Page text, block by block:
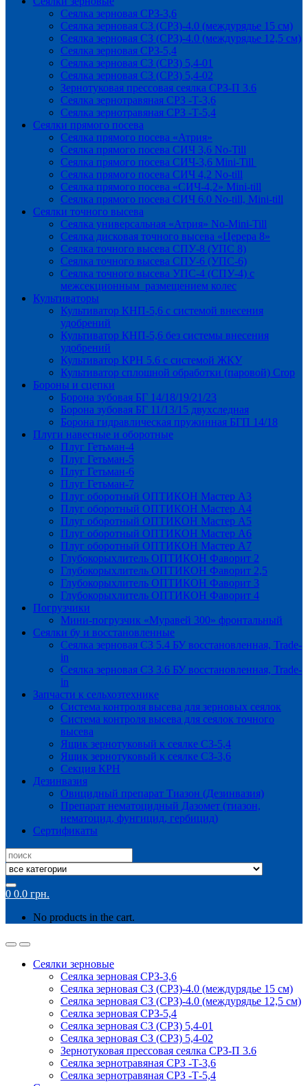
Сеялка зерновая СРЗ-3,6
Сеялка зерновая СЗ (СРЗ)-4.0 (междурядье 15 см)
Сеялка зерновая СЗ (СРЗ)-4.0 (междурядье 12,5 см)
Сеялка зерновая СРЗ-5,4
Сеялка зерновая СЗ (СРЗ) 5,4-01
Сеялка зерновая СЗ (СРЗ) 5,4-02
Зернотуковая прессовая сеялка СРЗ-П 3.6
Сеялка зернотравяная СРЗ -Т-3,6
Сеялка зернотравяная СРЗ -Т-5,4
Сеялки прямого посева
Сеялка прямого посева «Атрия»
Сеялка прямого посева СИЧ 3,6 No-Till
Сеялка прямого посева СИЧ-3,6 Mini-Till
Сеялка прямого посева СИЧ 4,2 No-till
Сеялка прямого посева «СИЧ-4,2» Mini-till
Сеялка прямого посева СИЧ 6.0 No-till, Mini-till
Сеялки точного высева
Сеялка универсальная «Атрия» No-Mini-Till
Сеялка дисковая точного высева «Церера 8»
Сеялка точного высева СПУ-8 (УПС 8)
Сеялка точного высева СПУ-6 (УПС-6)
Сеялка точного высева УПС-4 (СПУ-4) с
межсекционным размещением колес
Культиваторы
Культиватор КНП-5,6 с системой внесения
удобрений
Культиватор КНП-5,6 без системы внесения
удобрений
Культиватор КРН 5.6 с системой ЖКУ
Культиватор сплошной обработки (паровой) Crop
Бороны и сцепки
Борона зубовая БГ 14/18/19/21/23
Борона зубовая БГ 11/13/15 двухследная
Борона гидравлическая пружинная БГП 14/18
Плуги навесные и оборотные
Плуг Гетьман-4
Плуг Гетьман-5
Плуг Гетьман-6
Плуг Гетьман-7
Плуг оборотный ОПТИКОН Мастер А3
Плуг оборотный ОПТИКОН Мастер А4
Плуг оборотный ОПТИКОН Мастер А5
Плуг оборотный ОПТИКОН Мастер А6
Плуг оборотный ОПТИКОН Мастер А7
Глубокорыхлитель ОПТИКОН Фаворит 2
Глубокорыхлитель ОПТИКОН Фаворит 2,5
Глубокорыхлитель ОПТИКОН Фаворит 3
Глубокорыхлитель ОПТИКОН Фаворит 4
Погрузчики
Мини-погрузчик «Муравей 300» фронтальный
Сеялки бу и восстановленные
Сеялка зерновая СЗ 5.4 БУ восстановленная, Trade-
in
Сеялка зерновая СЗ 3.6 БУ восстановленная, Trade-
in
Запчасти к сельхозтехнике
Система контроля высева для зерновых сеялок
Система контроля высева для сеялок точного
высева
Ящик зернотуковый к сеялке СЗ-5,4
Ящик зернотуковый к сеялке СЗ-3,6
Секция КРН
Дезинвазия
Овицидный препарат Тиазон (Дезинвазия)
Препарат нематоцидный Дазомет (тиазон,
нематоцид, фунгицид, гербицид)
Сертификаты
Search
for:
0 0.0 грн.
No products in the cart.
Сеялки зерновые
Сеялка зерновая СРЗ-3,6
Сеялка зерновая СЗ (СРЗ)-4.0 (междурядье 15 см)
Сеялка зерновая СЗ (СРЗ)-4.0 (междурядье 12,5 см)
Сеялка зерновая СРЗ-5,4
Сеялка зерновая СЗ (СРЗ) 5,4-01
Сеялка зерновая СЗ (СРЗ) 5,4-02
Зернотуковая прессовая сеялка СРЗ-П 3.6
Сеялка зернотравяная СРЗ -Т-3,6
Сеялка зернотравяная СРЗ -Т-5,4